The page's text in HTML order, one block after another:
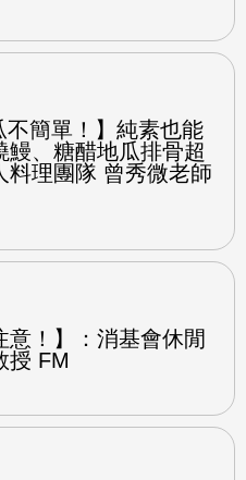
不簡單！】純素也能
、糖醋地瓜排骨超
料理團隊 曾秀微老師
意！】：消基會休閒
授 FM